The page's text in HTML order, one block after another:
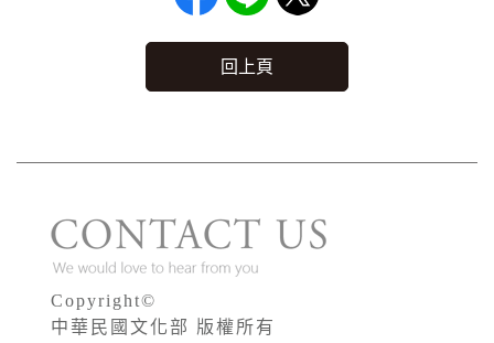
回上頁
Copyright©
中華民國文化部 版權所有